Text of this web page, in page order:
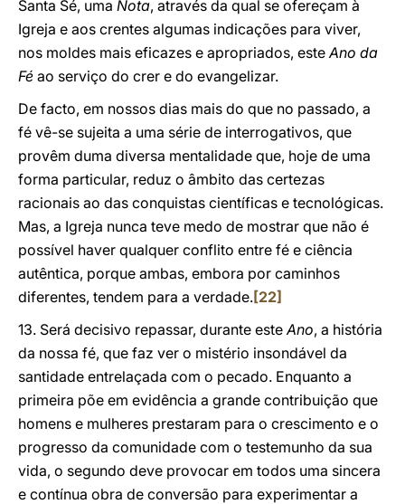
Santa Sé, uma Nota, através da qual se ofereçam à
Igreja e aos crentes algumas indicações para viver,
nos moldes mais eficazes e apropriados, esteAno da
Fé ao serviço do crer e do evangelizar.
De facto, em nossos dias mais do que no passado, a
fé vê-se sujeita a uma série de interrogativos, que
provêm duma diversa mentalidade que, hoje de uma
forma particular, reduz o âmbito das certezas
racionais ao das conquistas científicas e tecnológicas.
Mas, a Igreja nunca teve medo de mostrar que não é
possível haver qualquer conflito entre fé e ciência
autêntica, porque ambas, embora por caminhos
diferentes, tendem para a verdade.[22]
13. Será decisivo repassar, durante esteAno, a história
da nossa fé, que faz ver o mistério insondável da
santidade entrelaçada com o pecado. Enquanto a
primeira põe em evidência a grande contribuição que
homens e mulheres prestaram para o crescimento e o
progresso da comunidade com o testemunho da sua
vida, o segundo deve provocar em todos uma sincera
e contínua obra de conversão para experimentar a